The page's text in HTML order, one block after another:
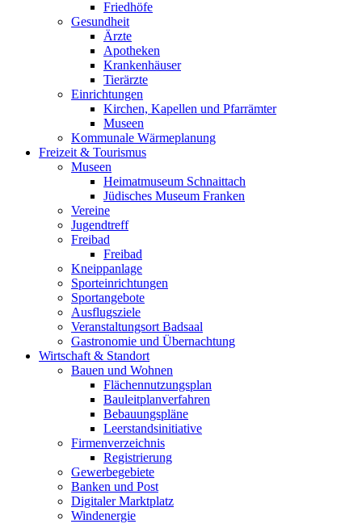
Friedhöfe
Gesundheit
Ärzte
Apotheken
Krankenhäuser
Tierärzte
Einrichtungen
Kirchen, Kapellen und Pfarrämter
Museen
Kommunale Wärmeplanung
Freizeit & Tourismus
Museen
Heimatmuseum Schnaittach
Jüdisches Museum Franken
Vereine
Jugendtreff
Freibad
Freibad
Kneippanlage
Sporteinrichtungen
Sportangebote
Ausflugsziele
Veranstaltungsort Badsaal
Gastronomie und Übernachtung
Wirtschaft & Standort
Bauen und Wohnen
Flächennutzungsplan
Bauleitplanverfahren
Bebauungspläne
Leerstandsinitiative
Firmenverzeichnis
Registrierung
Gewerbegebiete
Banken und Post
Digitaler Marktplatz
Windenergie